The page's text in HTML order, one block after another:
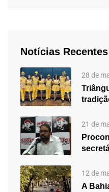
Notícias Recentes
28 de
21 de
12 de
A